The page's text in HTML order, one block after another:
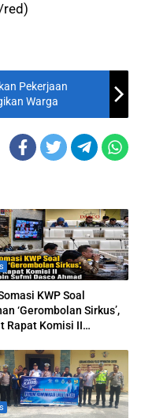
red)
Pekerjaan
Warga
KWP Soal
‘Gerombolan Sirkus’,
Rapat Komisi II